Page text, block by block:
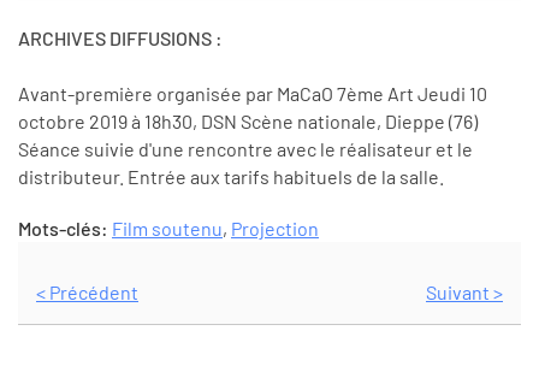
ARCHIVES DIFFUSIONS :
Avant-première organisée par MaCaO 7ème Art Jeudi 10
octobre 2019 à 18h30, DSN Scène nationale, Dieppe (76)
Séance suivie d'une rencontre avec le réalisateur et le
distributeur. Entrée aux tarifs habituels de la salle.
Mots-clés: Film soutenu, Projection
< Précédent Suivant >